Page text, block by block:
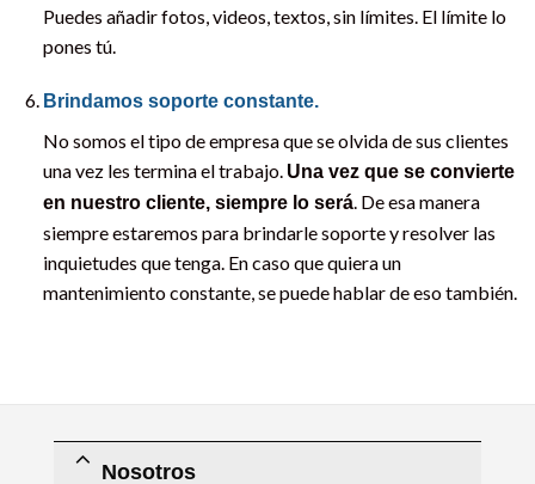
Puedes añadir fotos, videos, textos, sin límites. El límite lo
pones tú.
Brindamos soporte constante.
No somos el tipo de empresa que se olvida de sus clientes
una vez les termina el trabajo. Una vez que se convierte
en nuestro cliente, siempre lo será. De esa manera
siempre estaremos para brindarle soporte y resolver las
inquietudes que tenga. En caso que quiera un
mantenimiento constante, se puede hablar de eso también.
Nosotros